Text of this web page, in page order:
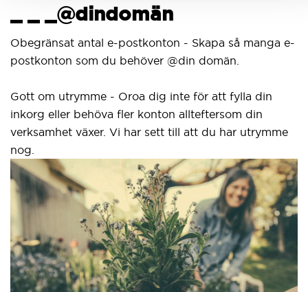
_ _ _@dindomän
Obegränsat antal e-postkonton - Skapa så manga e-
postkonton som du behöver @din domän.
Gott om utrymme - Oroa dig inte för att fylla din
inkorg eller behöva fler konton allteftersom din
verksamhet växer. Vi har sett till att du har utrymme
nog.